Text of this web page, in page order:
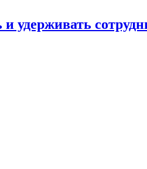
удерживать